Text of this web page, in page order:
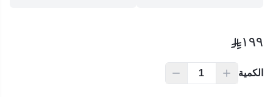
اسحب و افلت الملف هنا
١٩٩
الكمية